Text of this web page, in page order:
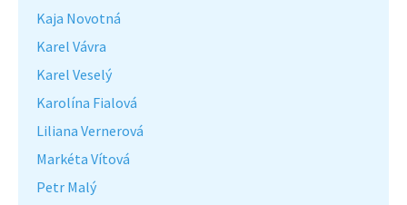
Kaja Novotná
Karel Vávra
Karel Veselý
Karolína Fialová
Liliana Vernerová
Markéta Vítová
Petr Malý